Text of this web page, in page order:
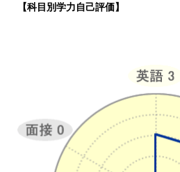
【科目別学力自己評価】